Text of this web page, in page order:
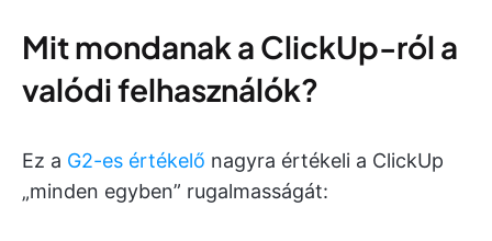
Mit mondanak a ClickUp-ról a
valódi felhasználók?
Ez a G2-es értékelő nagyra értékeli a ClickUp
„minden egyben” rugalmasságát: